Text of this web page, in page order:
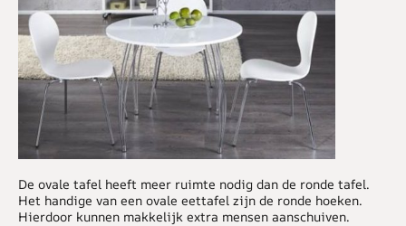
De ovale tafel heeft meer ruimte nodig dan de ronde tafel.
Het handige van een ovale eettafel zijn de ronde hoeken.
Hierdoor kunnen makkelijk extra mensen aanschuiven.